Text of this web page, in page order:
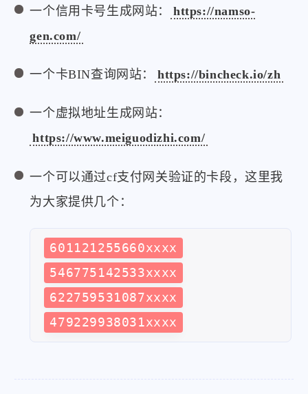
一个信用卡号生成网站：
https://namso-
gen.com/
一个卡BIN查询网站： https://bincheck.io/zh
一个虚拟地址生成网站：
https://www.meiguodizhi.com/
一个可以通过cf支付网关验证的卡段，这里我
为大家提供几个：
601121255660xxxx
546775142533xxxx
622759531087xxxx
479229938031xxxx